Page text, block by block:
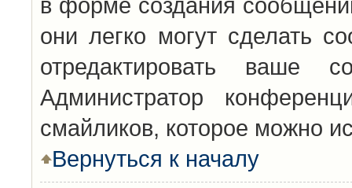
они легко могут сделать
отредактировать ваше
Администратор
смайликов, которое можно
Вернуться к началу